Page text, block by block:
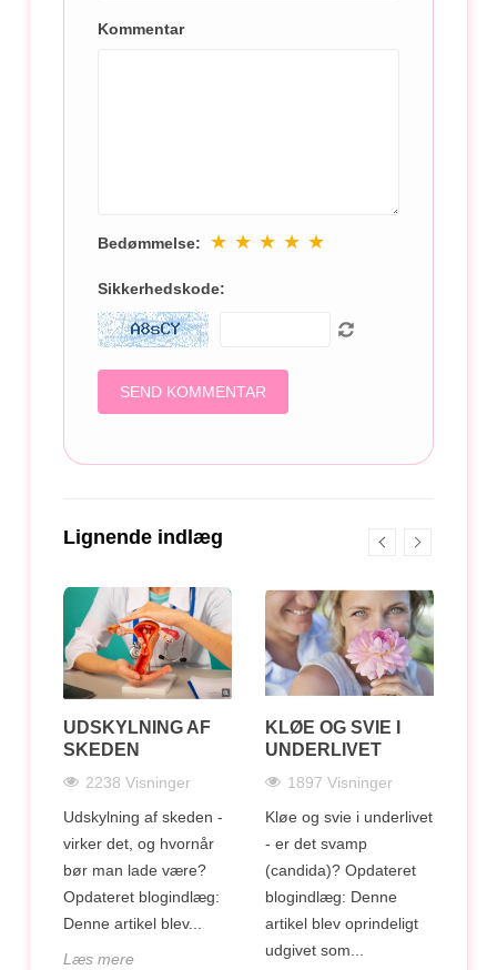
Kommentar
Bedømmelse: ★ ★ ★ ★ ★
Sikkerhedskode:
Lignende indlæg
UDSKYLNING AF
SKEDEN
2238 Visninger
Udskylning af skeden -
virker det, og hvornår
bør man lade være?
Opdateret blogindlæg:
Denne artikel blev...
Læs mere
KLØE OG SVIE I
UNDERLIVET
1897 Visninger
Kløe og svie i underlivet
- er det svamp
(candida)? Opdateret
blogindlæg: Denne
artikel blev oprindeligt
udgivet som...